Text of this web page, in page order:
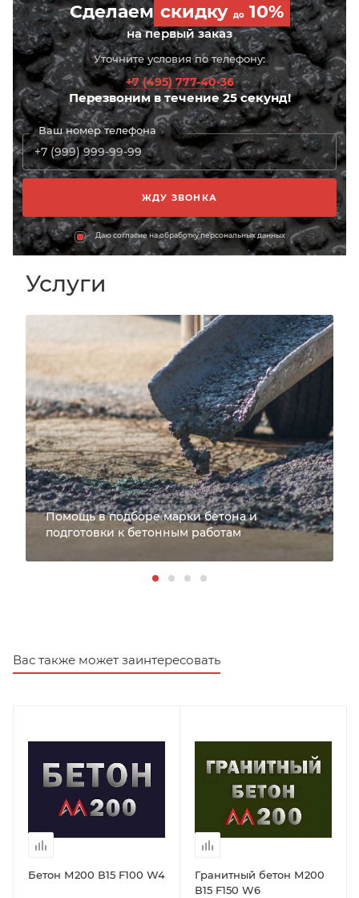
Сделаем скидку до10%
на первый заказ
Уточните условия по телефону:
+7 (495) 777-40-36
Перезвоним в течение 25 секунд!
Ваш номер телефона
Даю согласие на обработку персональных данных
Услуги
Помощь в подборе марки бетона и
подготовки к бетонным работам
Вас также может заинтересовать
Бетон М200 В15 F100 W4
Гранитный бетон М200
В15 F150 W6